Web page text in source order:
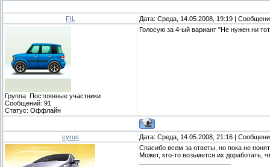
FIL Дата: Среда, 14.05.2008, 19:19 |
Группа: Постоянные участники
Сообщений: 91
Статус: Оффлайн
Голосую за 4-ый вариант "Не нужен ни
cyrus Дата: Среда, 14.05.2008, 21:16 |
Спасибо всем за ответы, но пока не
Может, кто-то возьмется их доработать,